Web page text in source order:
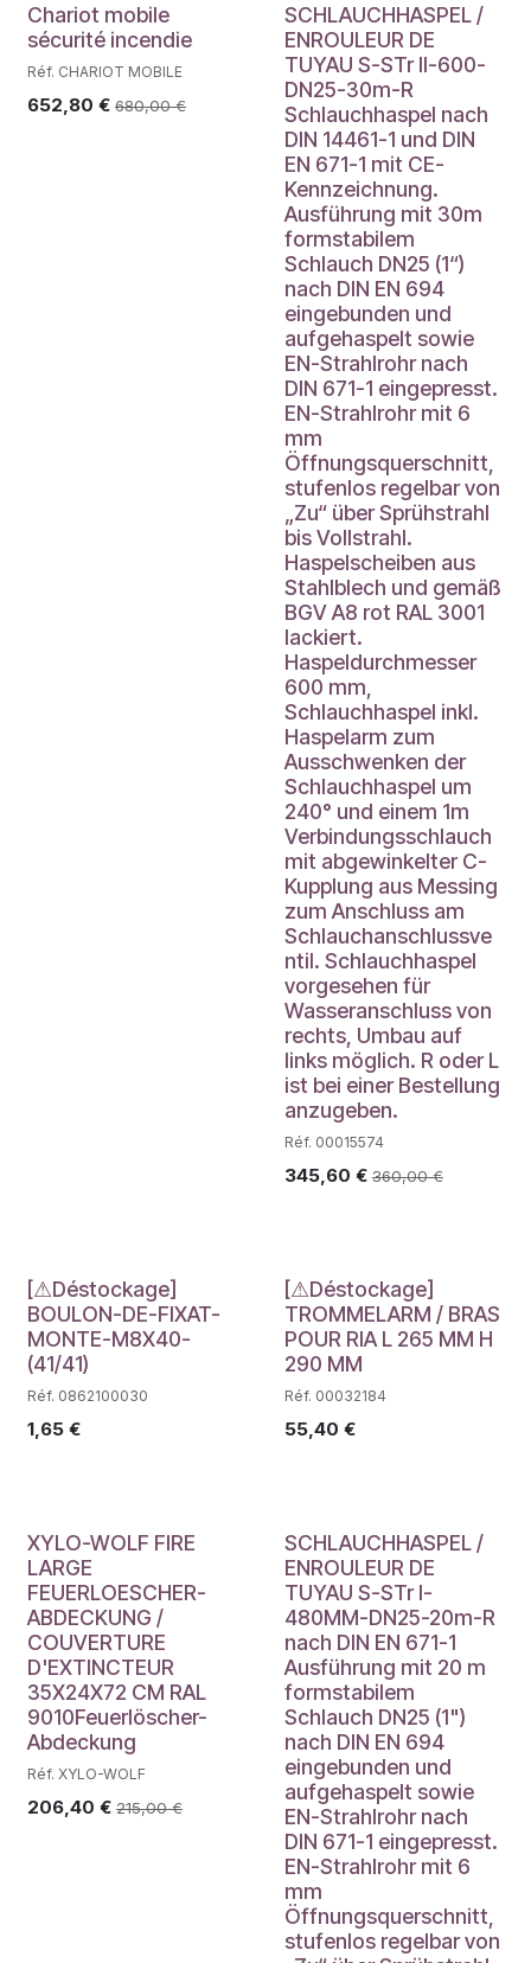
Chariot mobile
sécurité incendie
Réf. CHARIOT MOBILE
652,80 € 680,00€
SCHLAUCHHASPEL /
ENROULEUR DE
TUYAU S-STr II-600-
DN25-30m-R
Schlauchhaspel nach
DIN 14461-1 und DIN
EN 671-1 mit CE-
Kennzeichnung.
Ausführung mit 30m
formstabilem
Schlauch DN25 (1“)
nach DIN EN 694
eingebunden und
aufgehaspelt sowie
EN-Strahlrohr nach
DIN 671-1 eingepresst.
EN-Strahlrohr mit 6
mm
Öffnungsquerschnitt,
stufenlos regelbar von
„Zu“ über Sprühstrahl
bis Vollstrahl.
Haspelscheiben aus
Stahlblech und gemäß
BGV A8 rot RAL 3001
lackiert.
Haspeldurchmesser
600 mm,
Schlauchhaspel inkl.
Haspelarm zum
Ausschwenken der
Schlauchhaspel um
240° und einem 1m
Verbindungsschlauch
mit abgewinkelter C-
Kupplung aus Messing
zum Anschluss am
Schlauchanschlussve
ntil. Schlauchhaspel
vorgesehen für
Wasseranschluss von
rechts, Umbau auf
links möglich. R oder L
ist bei einer Bestellung
anzugeben.
Réf. 00015574
345,60 € 360,00€
Déstockage
[⚠Déstockage]
BOULON-DE-FIXAT-
MONTE-M8X40-
(41/41)
Réf. 0862100030
1,65 €
Déstockage
[⚠Déstockage]
TROMMELARM / BRAS
POUR RIA L 265 MM H
290 MM
Réf. 00032184
55,40 €
XYLO-WOLF FIRE
LARGE
FEUERLOESCHER-
ABDECKUNG /
COUVERTURE
D'EXTINCTEUR
35X24X72 CM RAL
9010Feuerlöscher-
Abdeckung
Réf. XYLO-WOLF
206,40 € 215,00€
SCHLAUCHHASPEL /
ENROULEUR DE
TUYAU S-STr I-
480MM-DN25-20m-R
nach DIN EN 671-1
Ausführung mit 20 m
formstabilem
Schlauch DN25 (1")
nach DIN EN 694
eingebunden und
aufgehaspelt sowie
EN-Strahlrohr nach
DIN 671-1 eingepresst.
EN-Strahlrohr mit 6
mm
Öffnungsquerschnitt,
stufenlos regelbar von